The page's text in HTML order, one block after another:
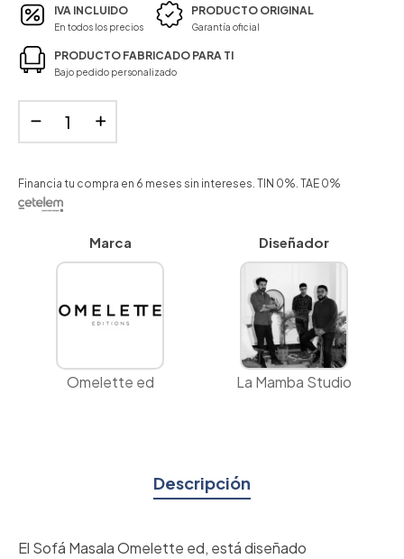
IVA INCLUIDO
En todos los precios
PRODUCTO ORIGINAL
Garantía oficial
PRODUCTO FABRICADO PARA TI
Bajo pedido personalizado
Financia tu compra en 6 meses sin intereses. TIN 0%. TAE 0%
Marca
Omelette ed
Diseñador
La Mamba Studio
Descripción
El Sofá Masala Omelette ed, está diseñado